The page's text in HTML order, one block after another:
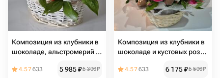
Композиция из клубники в
шоколаде, альстромерий и
4.57633 5 985₽6 300₽
Композиция из клубники в
шоколаде и кустовых роз
4.57633 6 175₽6 500₽